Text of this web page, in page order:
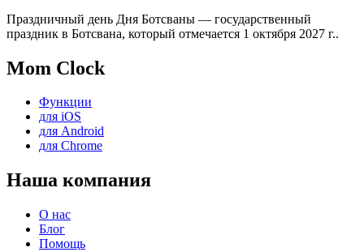
Праздничный день Дня Ботсваны — государственный
праздник в Ботсвана, который отмечается 1 октября 2027 г..
Mom Clock
Функции
для iOS
для Android
для Chrome
Наша компания
О нас
Блог
Помощь